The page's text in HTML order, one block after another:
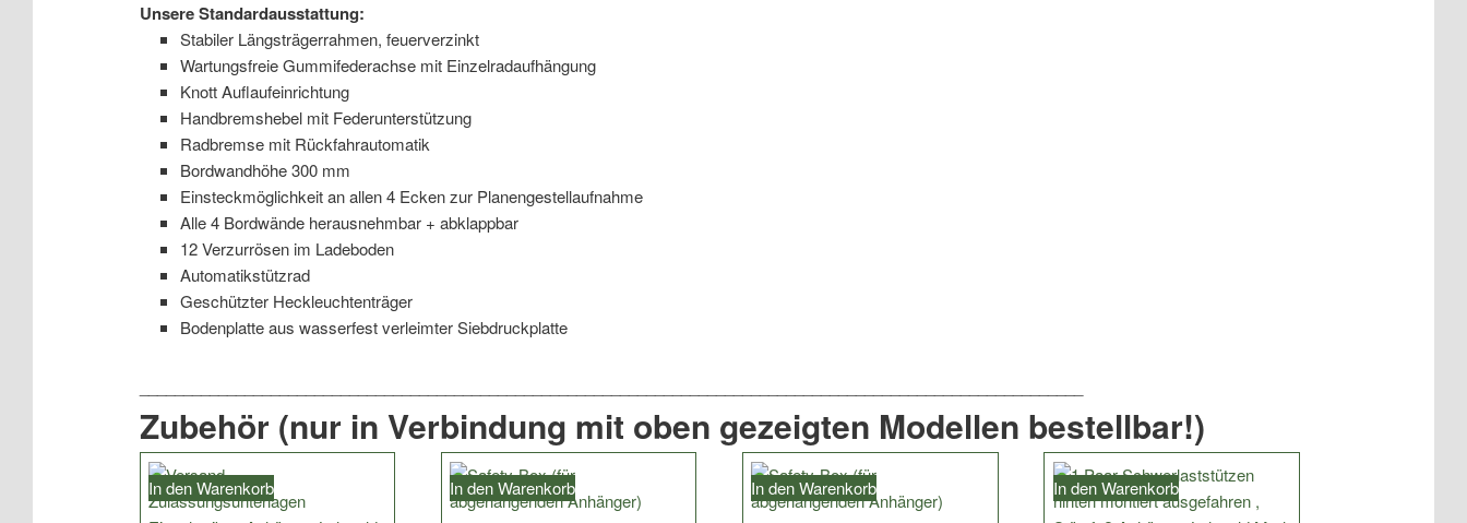
Unsere Standardausstattung:
Stabiler Längsträgerrahmen, feuerverzinkt
Wartungsfreie Gummifederachse mit Einzelradaufhängung
Knott Auflaufeinrichtung
Handbremshebel mit Federunterstützung
Radbremse mit Rückfahrautomatik
Bordwandhöhe 300 mm
Einsteckmöglichkeit an allen 4 Ecken zur Planengestellaufnahme
Alle 4 Bordwände herausnehmbar + abklappbar
12 Verzurrösen im Ladeboden
Automatikstützrad
Geschützter Heckleuchtenträger
Bodenplatte aus wasserfest verleimter Siebdruckplatte
Zubehör (nur in Verbindung mit oben gezeigten Modellen bestellbar!)
In den Warenkorb In den Warenkorb In den Warenkorb In den Warenkorb